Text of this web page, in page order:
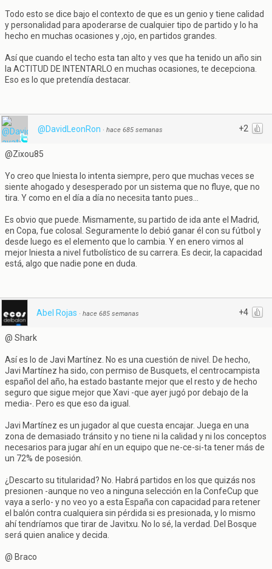
Todo esto se dice bajo el contexto de que es un genio y tiene calidad
y personalidad para apoderarse de cualquier tipo de partido y lo ha
hecho en muchas ocasiones y ,ojo, en partidos grandes.
Así que cuando el techo esta tan alto y ves que ha tenido un año sin
la ACTITUD DE INTENTARLO en muchas ocasiones, te decepciona.
Eso es lo que pretendía destacar.
+2
@DavidLeonRon · hace 685 semanas
@Zixou85
Yo creo que Iniesta lo intenta siempre, pero que muchas veces se
siente ahogado y desesperado por un sistema que no fluye, que no
tira. Y como en el día a día no necesita tanto pues...
Es obvio que puede. Mismamente, su partido de ida ante el Madrid,
en Copa, fue colosal. Seguramente lo debió ganar él con su fútbol y
desde luego es el elemento que lo cambia. Y en enero vimos al
mejor Iniesta a nivel futbolístico de su carrera. Es decir, la capacidad
está, algo que nadie pone en duda.
+4
Abel Rojas · hace 685 semanas
@ Shark
Así es lo de Javi Martínez. No es una cuestión de nivel. De hecho,
Javi Martínez ha sido, con permiso de Busquets, el centrocampista
español del año, ha estado bastante mejor que el resto y de hecho
seguro que sigue mejor que Xavi -que ayer jugó por debajo de la
media-. Pero es que eso da igual.
Javi Martínez es un jugador al que cuesta encajar. Juega en una
zona de demasiado tránsito y no tiene ni la calidad y ni los conceptos
necesarios para jugar ahí en un equipo que ne-ce-si-ta tener más de
un 72% de posesión.
¿Descarto su titularidad? No. Habrá partidos en los que quizás nos
presionen -aunque no veo a ninguna selección en la ConfeCup que
vaya a serlo- y no veo yo a esta España con capacidad para retener
el balón contra cualquiera sin pérdida si es presionada, y lo mismo
ahí tendríamos que tirar de Javitxu. No lo sé, la verdad. Del Bosque
será quien analice y decida.
@ Braco